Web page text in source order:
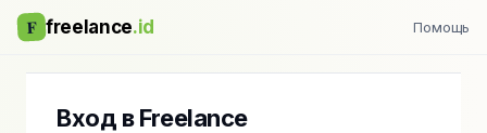
F freelance.id Помощь
Вход в Freelance